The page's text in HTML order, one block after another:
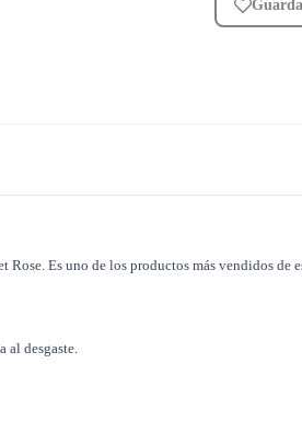
Es uno de los productos más vendidos
al desgaste.